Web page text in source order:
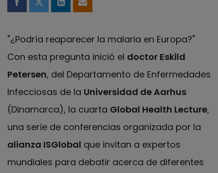
Compartir en Facebook
Compartir en Twitter
Compartir en LinkedIn
Compartir por email
"¿Podría reaparecer la malaria en Europa?"
Con esta pregunta inició el doctor Eskild
Petersen, del Departamento de Enfermedades
Infecciosas de la Universidad de Aarhus
(Dinamarca), la cuarta Global Health Lecture,
una serie de conferencias organizada por la
alianza ISGlobal que invitan a expertos
mundiales para debatir acerca de diferentes